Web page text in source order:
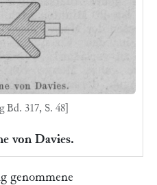
Bd. 317, S. 48]
von Davies.
genommene